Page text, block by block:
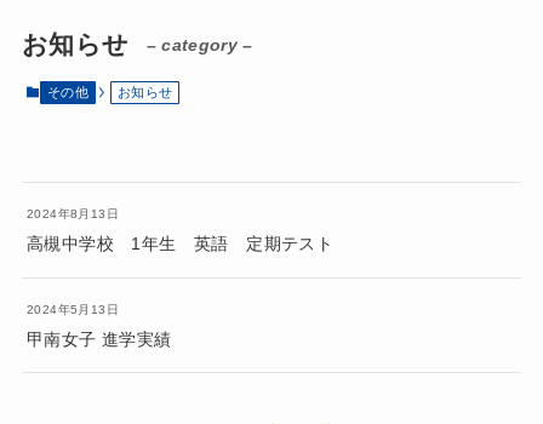
お知らせ – category –
その他 お知らせ
2024年8月13日
高槻中学校 1年生 英語 定期テスト
2024年5月13日
甲南女子 進学実績